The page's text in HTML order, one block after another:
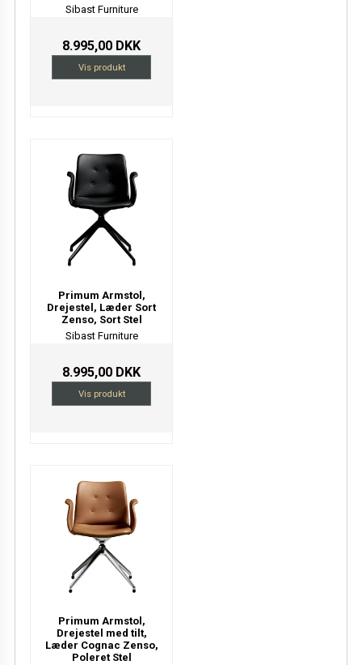
Sibast Furniture
8.995,00 DKK
Vis produkt
Primum Armstol,
Drejestel, Læder Sort
Zenso, Sort Stel
Sibast Furniture
8.995,00 DKK
Vis produkt
Primum Armstol,
Drejestel med tilt,
Læder Cognac Zenso,
Poleret Stel